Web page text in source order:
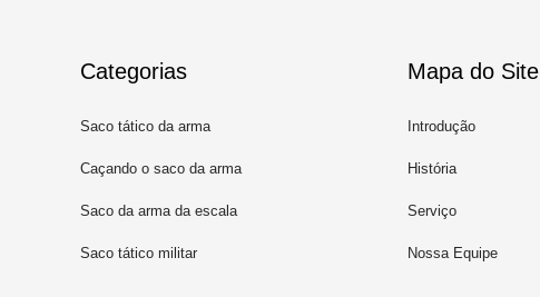
Categorias
Saco tático da arma
Caçando o saco da arma
Saco da arma da escala
Saco tático militar
Mapa do Site
Introdução
História
Serviço
Nossa Equipe